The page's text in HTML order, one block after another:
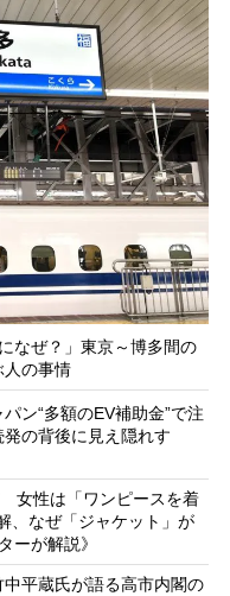
なぜ？」東京～博多間の
人の事情
ン“多額のEV補助金”で注
の背後に見え隠れす
女性は「ワンピースを着
、なぜ「ジャケット」が
ーが解説》
中平蔵氏が語る高市内閣の